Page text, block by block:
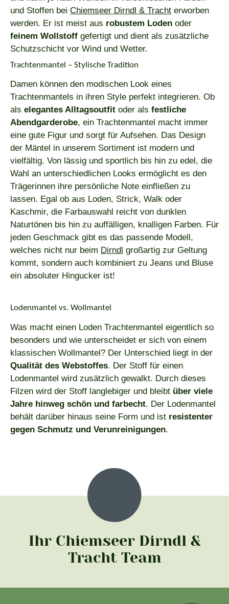
und Stoffen bei Chiemseer Dirndl & Tracht erworben
werden. Er ist meist aus robustem Loden oder
feinem Wollstoff gefertigt und dient als zusätzliche
Schutzschicht vor Wind und Wetter.
Trachtenmantel – Stylische Tradition
Damen können den modischen Look eines
Trachtenmantels in ihren Style perfekt integrieren. Ob
als elegantes Alltagsoutfit oder als festliche
Abendgarderobe, ein Trachtenmantel macht immer
eine gute Figur und sorgt für Aufsehen. Das Design
der Mäntel in unserem Sortiment ist modern und
vielfältig. Von lässig und sportlich bis hin zu edel, die
Wahl an unterschiedlichen Looks ermöglicht es den
Trägerinnen ihre persönliche Note einfließen zu
lassen. Egal ob aus Loden, Strick, Walk oder
Kaschmir, die Farbauswahl reicht von dunklen
Naturtönen bis hin zu auffälligen, knalligen Farben. Für
jeden Geschmack gibt es das passende Modell,
welches nicht nur beim Dirndl großartig zur Geltung
kommt, sondern auch kombiniert zu Jeans und Bluse
ein absoluter Hingucker ist!
Lodenmantel vs. Wollmantel
Was macht einen Loden Trachtenmantel eigentlich so
besonders und wie unterscheidet er sich von einem
klassischen Wollmantel? Der Unterschied liegt in der
Qualität des Webstoffes. Der Stoff für einen
Lodenmantel wird zusätzlich gewalkt. Durch dieses
Filzen wird der Stoff langlebiger und bleibt über viele
Jahre hinweg schön und farbecht. Der Lodenmantel
behält darüber hinaus seine Form und ist resistenter
gegen Schmutz und Verunreinigungen.
Ihr Chiemseer Dirndl &
Tracht Team